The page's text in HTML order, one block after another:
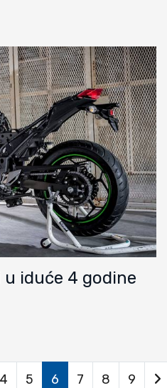
iduće 4 godine
4 5 6 7 8 9